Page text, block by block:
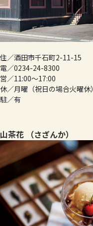
住／酒田市千石町2-11-15
電／0234-24-8300
営／11:00〜17:00
休／月曜（祝日の場合火曜休）
駐／有
山茶花 （さざんか）